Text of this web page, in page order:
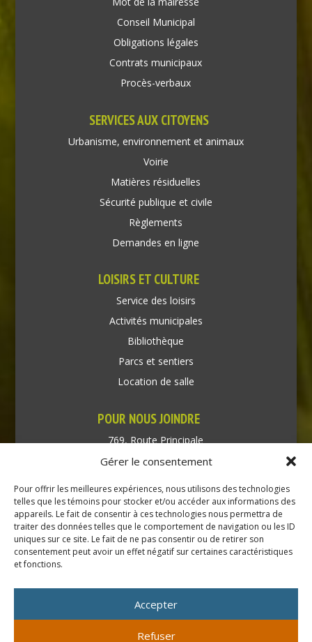
Gérer le consentement
Pour offrir les meilleures expériences, nous utilisons des technologies
telles que les témoins pour stocker et/ou accéder aux informations des
appareils. Le fait de consentir à ces technologies nous permettra de
traiter des données telles que le comportement de navigation ou les ID
uniques sur ce site. Le fait de ne pas consentir ou de retirer son
consentement peut avoir un effet négatif sur certaines caractéristiques
et fonctions.
Accepter
Refuser
Conseil Municipal
Obligations légales
Contrats municipaux
Procès-verbaux
SERVICES AUX CITOYENS
Urbanisme, environnement et animaux
Voirie
Matières résiduelles
Sécurité publique et civile
Règlements
Demandes en ligne
LOISIRS ET CULTURE
Service des loisirs
Activités municipales
Bibliothèque
Parcs et sentiers
Location de salle
POUR NOUS JOINDRE
769, Route Principale
Très-Saint-Rédempteur
Téléphone : (450) 451-5203
Direction générale :
dir@tressaintredempteur.ca